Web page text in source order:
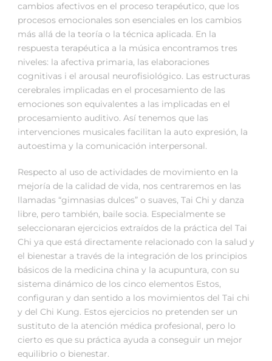
cambios afectivos en el proceso terapéutico, que los
procesos emocionales son esenciales en los cambios
más allá de la teoría o la técnica aplicada. En la
respuesta terapéutica a la música encontramos tres
niveles: la afectiva primaria, las elaboraciones
cognitivas i el arousal neurofisiológico. Las estructuras
cerebrales implicadas en el procesamiento de las
emociones son equivalentes a las implicadas en el
procesamiento auditivo. Así tenemos que las
intervenciones musicales facilitan la auto expresión, la
autoestima y la comunicación interpersonal.
Respecto al uso de actividades de movimiento en la
mejoría de la calidad de vida, nos centraremos en las
llamadas “gimnasias dulces” o suaves, Tai Chi y danza
libre, pero también, baile socia. Especialmente se
seleccionaran ejercicios extraídos de la práctica del Tai
Chi ya que está directamente relacionado con la salud y
el bienestar a través de la integración de los principios
básicos de la medicina china y la acupuntura, con su
sistema dinámico de los cinco elementos Estos,
configuran y dan sentido a los movimientos del Tai chi
y del Chi Kung. Estos ejercicios no pretenden ser un
sustituto de la atención médica profesional, pero lo
cierto es que su práctica ayuda a conseguir un mejor
equilibrio o bienestar.